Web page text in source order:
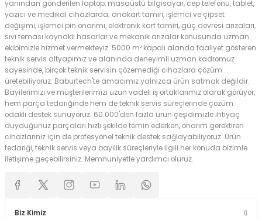
yanından gönderilen laptop, masaüstü bilgisayar, cep telefonu, tablet,
yazıcı ve medikal cihazlarda; anakart tamiri, işlemci ve çipset
değişimi, işlemci pin onarımı, elektronik kart tamiri, güç devresi arızaları,
sıvı teması kaynaklı hasarlar ve mekanik arızalar konusunda uzman
ekibimizle hizmet vermekteyiz. 5000 m² kapalı alanda faaliyet gösteren
teknik servis altyapımız ve alanında deneyimli uzman kadromuz
sayesinde, birçok teknik servisin çözemediği cihazlara çözüm
üretebiliyoruz. Baburtech'te amacımız yalnızca ürün satmak değildir.
Bayilerimizi ve müşterilerimizi uzun vadeli iş ortaklarımız olarak görüyor,
hem parça tedariğinde hem de teknik servis süreçlerinde çözüm
odaklı destek sunuyoruz. 60.000'den fazla ürün çeşidimizle ihtiyaç
duyduğunuz parçaları hızlı şekilde temin ederken, onarım gerektiren
cihazlarınız için de profesyonel teknik destek sağlayabiliyoruz. Ürün
tedariği, teknik servis veya bayilik süreçleriyle ilgili her konuda bizimle
iletişime geçebilirsiniz. Memnuniyetle yardımcı oluruz.
Biz Kimiz